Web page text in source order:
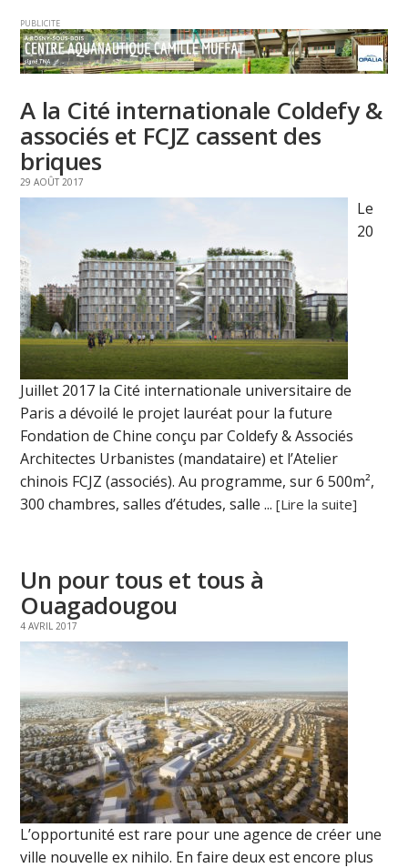
PUBLICITE
A la Cité internationale Coldefy &
associés et FCJZ cassent des
briques
29 AOÛT 2017
Le
20
Juillet 2017 la Cité internationale universitaire de
Paris a dévoilé le projet lauréat pour la future
Fondation de Chine conçu par Coldefy & Associés
Architectes Urbanistes (mandataire) et l’Atelier
chinois FCJZ (associés). Au programme, sur 6 500m²,
300 chambres, salles d’études, salle ...[Lire la suite]
Un pour tous et tous à
Ouagadougou
4 AVRIL 2017
L’opportunité est rare pour une agence de créer une
ville nouvelle ex nihilo. En faire deux est encore plus